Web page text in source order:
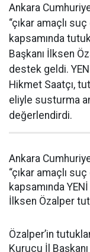
Ankara
“çıkar amaçlı
kapsamında
Başkanı İlksen
destek geldi.
Hikmet Saatçı,
eliyle susturma
değerlendirdi.
Ankara
“çıkar amaçlı
kapsamında
İlksen Özalper
Özalper’in
Kurucu İl